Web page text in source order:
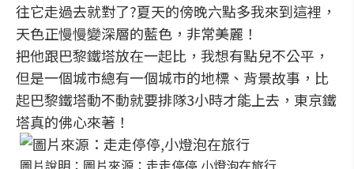
往它走過去就對了?夏天的傍晚六點多我來到這裡，
天色正慢慢變深層的藍色，非常美麗！
把他跟巴黎鐵塔放在一起比，我想有點兒不公平，
但是一個城市總有一個城市的地標、背景故事，比
起巴黎鐵塔動不動就要排隊3小時才能上去，東京鐵
塔真的佛心來著！
圖片說明：圖片來源：走走停停,小燈泡在旅行